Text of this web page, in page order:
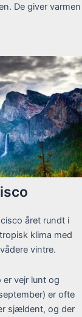
De giver varmen
året rundt i
klima med
vintre.
er vejr lunt og
er ofte
sjældent, og der